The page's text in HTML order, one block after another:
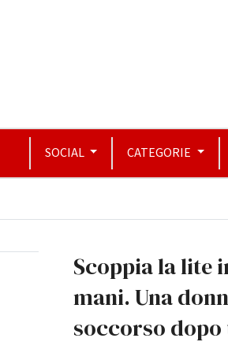
SOCIAL CATEGORIE
Scoppia la lite
mani. Una
soccorso